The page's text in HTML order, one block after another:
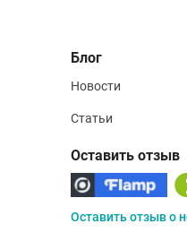
Блог
Новости
Статьи
Оставить отзыв
Оставить отзыв о